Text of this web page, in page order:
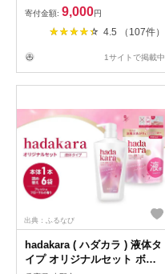
寄付金額: 9,000円
4.5 （107件）
1サイトで掲載中
出典：ふるなび
hadakara ( ハダカラ ) 液体タ
イプ オリジナルセット ボデ